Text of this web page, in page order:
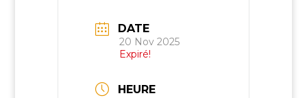
DATE
20 Nov 2025
Expiré!
HEURE